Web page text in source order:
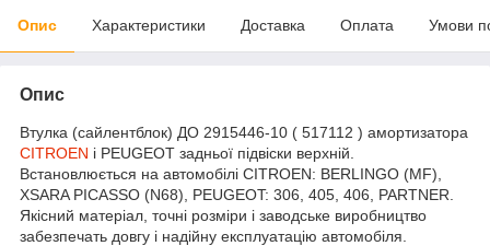
Опис Характеристики Доставка Оплата Умови
Опис
Втулка (сайлентблок) ДО 2915446-10 ( 517112 ) амортизатора
CITROEN і PEUGEOT задньої підвіски верхній.
Встановлюється на автомобілі CITROEN: BERLINGO (MF),
XSARA PICASSO (N68), PEUGEOT: 306, 405, 406, PARTNER.
Якісний матеріал, точні розміри і заводське виробництво
забезпечать довгу і надійну експлуатацію автомобіля.